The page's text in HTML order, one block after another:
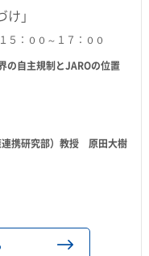
」
５：００～１７：００
の自主規制とJAROの位置
研究部）教授 原田大樹